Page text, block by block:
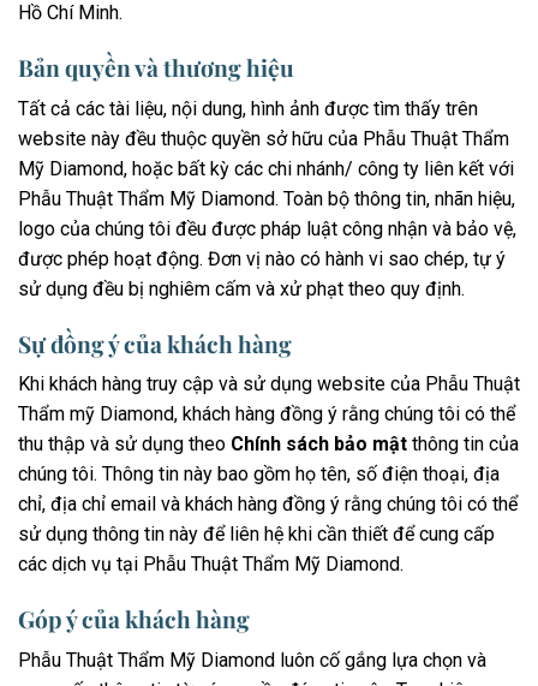
Hồ Chí Minh.
Bản quyền và thương hiệu
Tất cả các tài liệu, nội dung, hình ảnh được tìm thấy trên
website này đều thuộc quyền sở hữu của Phẫu Thuật Thẩm
Mỹ Diamond, hoặc bất kỳ các chi nhánh/ công ty liên kết với
Phẫu Thuật Thẩm Mỹ Diamond. Toàn bộ thông tin, nhãn hiệu,
logo của chúng tôi đều được pháp luật công nhận và bảo vệ,
được phép hoạt động. Đơn vị nào có hành vi sao chép, tự ý
sử dụng đều bị nghiêm cấm và xử phạt theo quy định.
Sự đồng ý của khách hàng
Khi khách hàng truy cập và sử dụng website của Phẫu Thuật
Thẩm mỹ Diamond, khách hàng đồng ý rằng chúng tôi có thể
thu thập và sử dụng theo Chính sách bảo mật thông tin của
chúng tôi. Thông tin này bao gồm họ tên, số điện thoại, địa
chỉ, địa chỉ email và khách hàng đồng ý rằng chúng tôi có thể
sử dụng thông tin này để liên hệ khi cần thiết để cung cấp
các dịch vụ tại Phẫu Thuật Thẩm Mỹ Diamond.
Góp ý của khách hàng
Phẫu Thuật Thẩm Mỹ Diamond luôn cố gắng lựa chọn và